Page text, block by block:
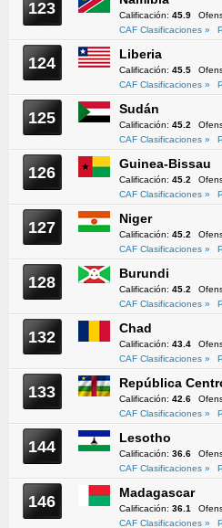
123 Calificación: 45.9
CAF Clasificaciones »
124 Liberia
Calificación: 45.5
CAF Clasificaciones »
125 Sudán
Calificación: 45.2
CAF Clasificaciones »
126 Guinea-Bissau
Calificación: 45.2
CAF Clasificaciones »
127 Niger
Calificación: 45.2
CAF Clasificaciones »
128 Burundi
Calificación: 45.2
CAF Clasificaciones »
132 Chad
Calificación: 43.4
CAF Clasificaciones »
133 República
Calificación: 42.6
CAF Clasificaciones »
144 Lesotho
Calificación: 36.6
CAF Clasificaciones »
146 Madagascar
Calificación: 36.1
CAF Clasificaciones »